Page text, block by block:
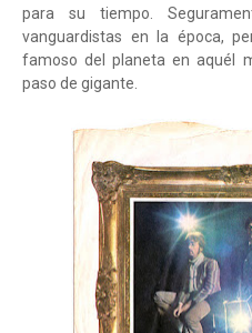
para su tiempo.
vanguardistas en la época,
famoso del planeta en aquél
paso de gigante.